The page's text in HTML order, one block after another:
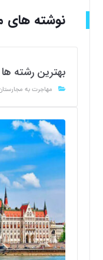
نوشته های
بهترین رشته
مهاجرت به